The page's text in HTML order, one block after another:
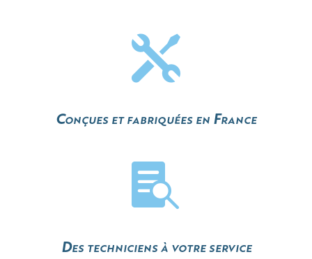

Conçues et fabriquées en France

Des techniciens à votre service